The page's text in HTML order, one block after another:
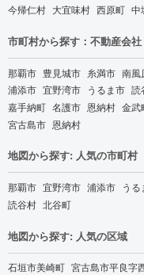
今帰仁村 大宜味村 西原町 中
市町村から探す：不動産会社
那覇市 豊見城市 糸満市 南風
浦添市 宜野湾市 うるま市 読
嘉手納町 名護市 恩納村 金武
宮古島市 恩納村
地図から探す: 人気の市町村
那覇市 宜野湾市 浦添市 うる
読谷村 北谷町
地図から探す: 人気の区域
石垣市美崎町 宮古島市平良字